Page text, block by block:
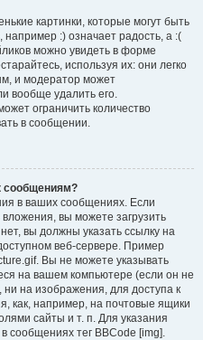
картинки, которые могут быть
:) означает радость, а :(
можно увидеть в форме
используя их: они легко
и модератор может
вообще удалить его.
ограничить количество
в сообщении.
сообщениям?
в ваших сообщениях. Если
вы можете загрузить
вы должны указать ссылку на
веб-сервере. Пример
Вы не можете указывать
на вашем компьютере (если он не
на изображения, для доступа к
как, например, на почтовые ящики
сайты и т. п. Для указания
сообщениях тег BBCode [img].